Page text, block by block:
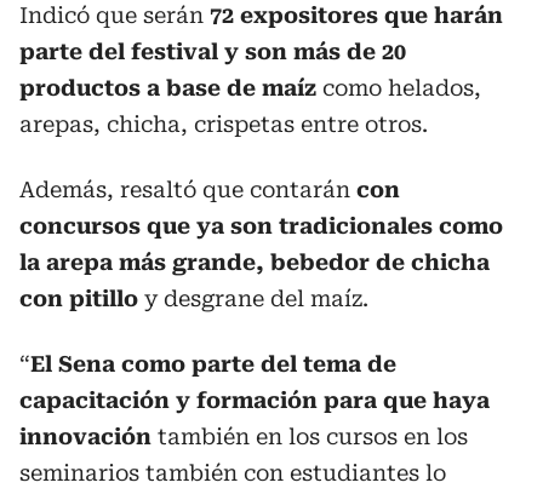
Indicó que serán 72 expositores que harán
parte del festival y son más de 20
productos a base de maíz como helados,
arepas, chicha, crispetas entre otros.
Además, resaltó que contarán con
concursos que ya son tradicionales como
la arepa más grande, bebedor de chicha
con pitillo y desgrane del maíz.
“El Sena como parte del tema de
capacitación y formación para que haya
innovación también en los cursos en los
seminarios también con estudiantes lo